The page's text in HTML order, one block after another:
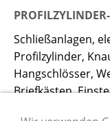
Schließanlagen,
Profilzylinder,
Hangschlösser,
Briefkästen,